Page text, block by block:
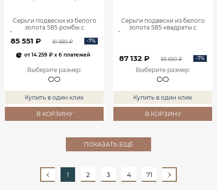
Серьги подвески из белого
золота 585 ромбы с
бриллиантами 0201935-00002
85 551 ₽ 91 990 ₽ -7%
от14 259 ₽ x 6 платежей
Выберите размер:
Купить в один клик
В КОРЗИНУ
Серьги подвески из белого
золота 585 квадраты с
бриллиантами 0201940-00002
87 132 ₽ 93 690 ₽ -7%
Выберите размер:
Купить в один клик
В КОРЗИНУ
ПОКАЗАТЬ ЕЩЁ
1 2 3 4 71